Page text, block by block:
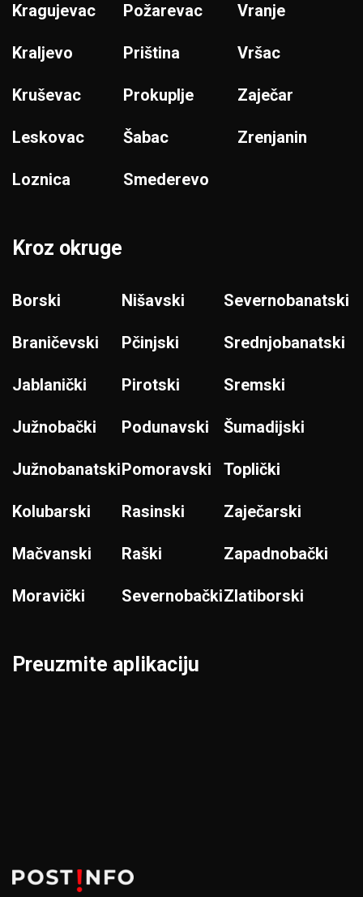
Kragujevac
Kraljevo
Kruševac
Leskovac
Loznica
Požarevac
Priština
Prokuplje
Šabac
Smederevo
Vranje
Vršac
Zaječar
Zrenjanin
Kroz okruge
Borski
Braničevski
Jablanički
Južnobački
Južnobanatski
Kolubarski
Mačvanski
Moravički
Nišavski
Pčinjski
Pirotski
Podunavski
Pomoravski
Rasinski
Raški
Severnobački
Severnobanatski
Srednjobanatski
Sremski
Šumadijski
Toplički
Zaječarski
Zapadnobački
Zlatiborski
Preuzmite aplikaciju